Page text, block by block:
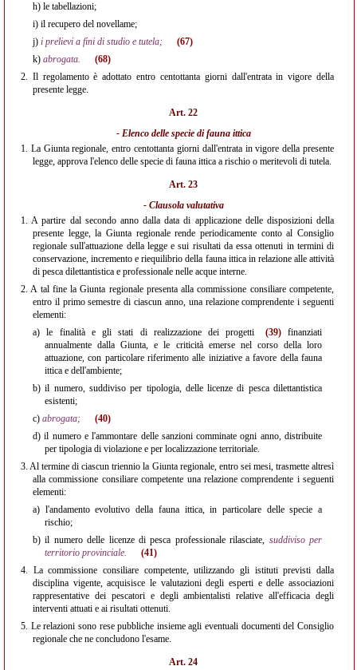
h) le tabellazioni;
i) il recupero del novellame;
j) i prelievi a fini di studio e tutela;
(67)
k) abrogata.
(68)
2. Il regolamento è adottato entro centottanta giorni dall'entrata in vigore della
presente legge.
Art. 22
- Elenco delle specie di fauna ittica
1. La Giunta regionale, entro centottanta giorni dall'entrata in vigore della presente
legge, approva l'elenco delle specie di fauna ittica a rischio o meritevoli di tutela.
Art. 23
- Clausola valutativa
1.A partire dal secondo anno dalla data di applicazione delle disposizioni della
presente legge, la Giunta regionale rende periodicamente conto al Consiglio
regionale sull'attuazione della legge e sui risultati da essa ottenuti in termini di
conservazione, incremento e riequilibrio della fauna ittica in relazione alle attività
di pesca dilettantistica e professionale nelle acque interne.
2.A tal fine la Giunta regionale presenta alla commissione consiliare competente,
entro il primo semestre di ciascun anno, una relazione comprendente i seguenti
elementi:
a)le finalità e gli stati di realizzazione dei progetti (39)finanziati
annualmente dalla Giunta, e le criticità emerse nel corso della loro
attuazione, con particolare riferimento alle iniziative a favore della fauna
ittica e dell'ambiente;
b)il numero, suddiviso per tipologia, delle licenze di pesca dilettantistica
esistenti;
c) abrogata;
(40)
d)il numero e l'ammontare delle sanzioni comminate ogni anno, distribuite
per tipologia di violazione e per localizzazione territoriale.
3. Al termine di ciascun triennio la Giunta regionale, entro sei mesi, trasmette altresì
alla commissione consiliare competente una relazione comprendente i seguenti
elementi:
a) l'andamento evolutivo della fauna ittica, in particolare delle specie a
rischio;
b)il numero delle licenze di pesca professionale rilasciate, suddiviso per
territorio provinciale.
(41)
4. La commissione consiliare competente, utilizzando gli istituti previsti dalla
disciplina vigente, acquisisce le valutazioni degli esperti e delle associazioni
rappresentative dei pescatori e degli ambientalisti relative all'efficacia degli
interventi attuati e ai risultati ottenuti.
5. Le relazioni sono rese pubbliche insieme agli eventuali documenti del Consiglio
regionale che ne concludono l'esame.
Art. 24